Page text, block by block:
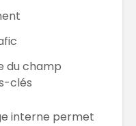
du champ
clés
interne permet